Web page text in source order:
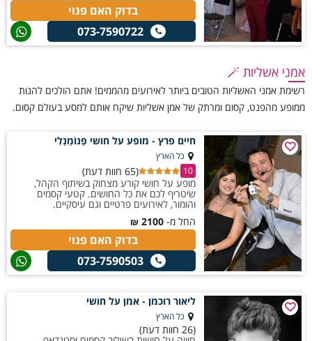
בדוק האם פנוי
073-7590722
אמני אשליות 🪄
רשימת אמני האשליות הטובים ביותר לאירועים מהממים! אתם הולכים להנות
ממופע מהפנט, קסום ומרתק של אמן אשליות שיקח אותם למסע בעולם קסום.
חיים פרץ - מופע על חושי פֵנוֹמֵנָלִי
כל הארץ
10
(65 חוות דעת)
מופע על חושי קורע מצחוק בשיתוף הקהל,
שיטריף לכם את כל החושים. קטעי קסמים
והומור, לאירועים פרטיים וגם עיסקיים.
החל מ- 2100
₪
בדוק האם פנוי
073-7590503
ליאור רוכמן - אמן על חושי
כל הארץ
(26 חוות דעת)